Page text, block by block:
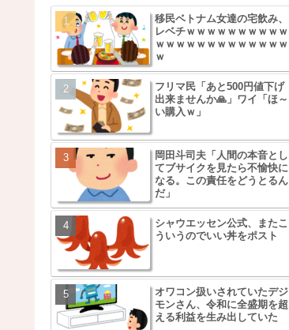
移民ベトナム女達の宅飲み、
レベチｗｗｗｗｗｗｗｗｗｗ
ｗｗｗｗｗｗｗｗｗｗｗｗｗ
ｗ
フリマ民「あと500円値下げ
出来ませんか🙏」ワイ「ほ～
い購入ｗ」
岡田斗司夫「人間の本音とし
てブサイクを見たら不愉快に
なる。この責任をどうとるん
だ」
シャウエッセン公式、またこ
ういうのでいい丼をポスト
オワコン扱いされていたデジ
モンさん、令和に全盛期を超
える利益を生み出していた